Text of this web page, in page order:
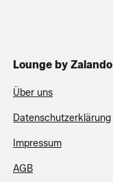
Lounge by Zalando
Über uns
Datenschutzerklärung
Impressum
AGB